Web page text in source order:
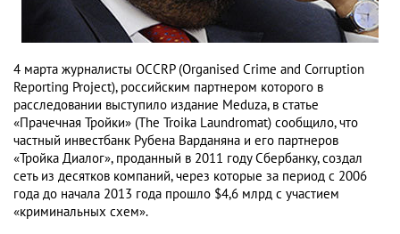
4 марта журналисты OCCRP (Organised Crime and Corruption
Reporting Project), российским партнером которого в
расследовании выступило издание Meduza, в статье
«Прачечная Тройки» (The Troika Laundromat) сообщило, что
частный инвестбанк Рубена Варданяна и его партнеров
«Тройка Диалог», проданный в 2011 году Сбербанку, создал
сеть из десятков компаний, через которые за период с 2006
года до начала 2013 года прошло $4,6 млрд с участием
«криминальных схем».